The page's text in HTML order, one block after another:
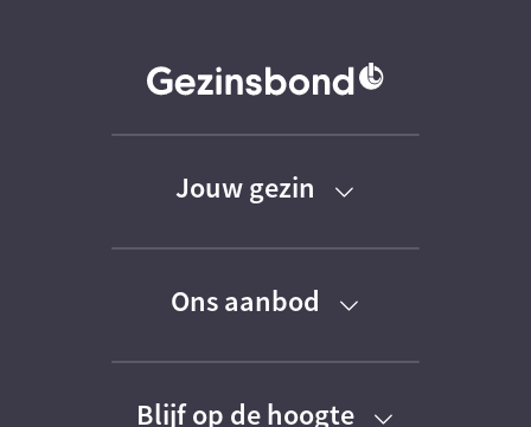
Jouw gezin
Baby
Peuter
Ons aanbod
Kortingen
Blijf op de hoogte